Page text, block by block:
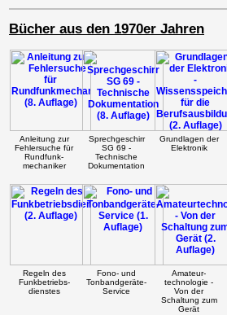
Bücher aus den 1970er Jahren
Anleitung zur
Fehlersuche für
Rundfunk-
mechaniker
Sprechgeschirr
SG 69 -
Technische
Dokumentation
Grundlagen der
Elektronik
Regeln des
Funkbetriebs-
dienstes
Fono- und
Tonbandgeräte-
Service
Amateur-
technologie -
Von der
Schaltung zum
Gerät